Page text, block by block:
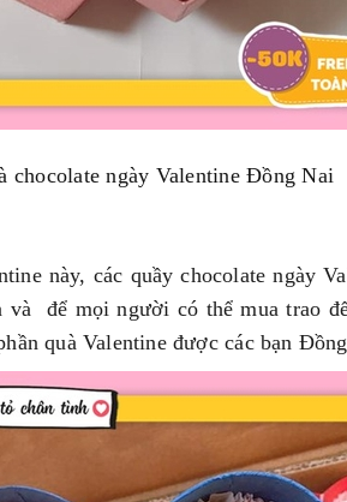
chocolate ngày Valentine Đồng Nai
này, các quầy chocolate ngày
để mọi người có thể mua trao
quà Valentine được các bạn